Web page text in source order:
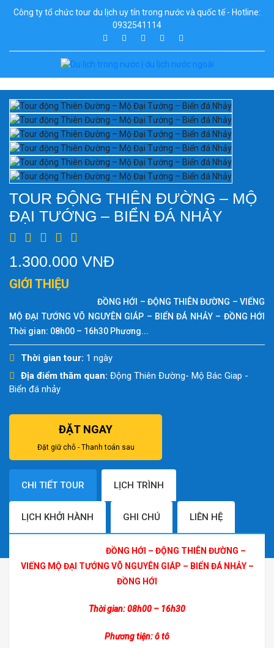
Công ty tổ chức tour du lịch uy tín trong nước và quốc tế - Hotline:
0932541114
TOUR ĐỘNG THIÊN ĐƯỜNG – MỘ
ĐẠI TƯỚNG – BIỂN ĐÁ NHẢY
1.300.000 VNĐ
GIỚI THIỆU
ĐỒNG HỚI – ĐỘNG THIÊN ĐƯỜNG – VIẾNG
MỘ ĐẠI TƯỚNG VÕ NGUYÊN GIÁP – BIỂN ĐÁ NHẢY – ĐỒNG HỚI
Thời gian: 08h00 – 16h30 Phương...
Thời gian tour: 1 ngày
Địa điểm thăm quan: Động Thiên Đường- Mộ Bác Giap -
Biển đá nhảy
ĐẶT NGAY
Đặt giữ chỗ - Thanh toán sau
CHI TIẾT TOUR LỊCH TRÌNH
LỊCH KHỞI HÀNH GHI CHÚ LIÊN HỆ
ĐỒNG HỚI – ĐỘNG THIÊN ĐƯỜNG –
VIẾNG MỘ ĐẠI TƯỚNG VÕ NGUYÊN GIÁP – BIỂN ĐÁ NHẢY –
ĐỒNG HỚI
Thời gian: 08h00 – 16h30
Phương tiện: ô tô